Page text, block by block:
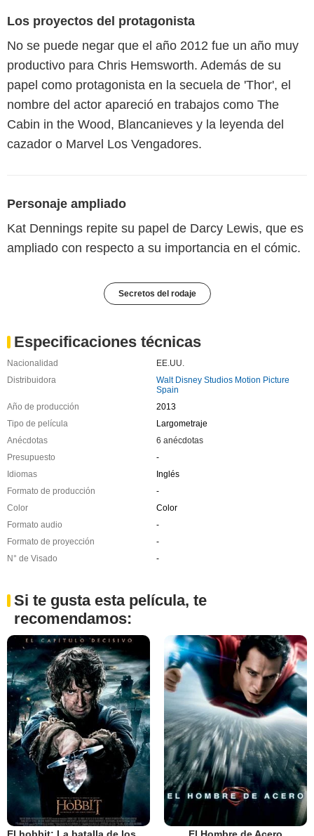
Los proyectos del protagonista
No se puede negar que el año 2012 fue un año muy
productivo para Chris Hemsworth. Además de su
papel como protagonista en la secuela de 'Thor', el
nombre del actor apareció en trabajos como The
Cabin in the Wood, Blancanieves y la leyenda del
cazador o Marvel Los Vengadores.
Personaje ampliado
Kat Dennings repite su papel de Darcy Lewis, que es
ampliado con respecto a su importancia en el cómic.
Secretos del rodaje
Especificaciones técnicas
Nacionalidad
EE.UU.
Distribuidora
Walt Disney Studios Motion Picture
Spain
Año de producción
2013
Tipo de película
Largometraje
Anécdotas
6 anécdotas
Presupuesto
-
Idiomas
Inglés
Formato de producción
-
Color
Color
Formato audio
-
Formato de proyección
-
N° de Visado
-
Si te gusta esta película, te
recomendamos: